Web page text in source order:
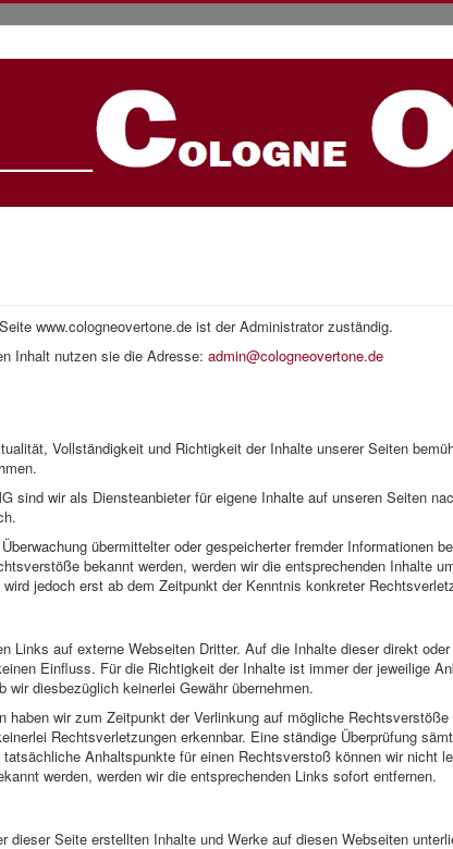
www.cologneovertone.de ist der Administrator zuständig.
Inhalt nutzen sie die Adresse: admin@cologneovertone.de
Vollständigkeit und Richtigkeit der Inhalte unserer Seiten
sind wir als Diensteanbieter für eigene Inhalte auf unseren Seiten
übermittelter oder gespeicherter fremder Informationen
bekannt werden, werden wir die entsprechenden Inhalte
jedoch erst ab dem Zeitpunkt der Kenntnis konkreter
Links auf externe Webseiten Dritter. Auf die Inhalte dieser direkt
Einfluss. Für die Richtigkeit der Inhalte ist immer der jeweilige
wir diesbezüglich keinerlei Gewähr übernehmen.
haben wir zum Zeitpunkt der Verlinkung auf mögliche
Rechtsverletzungen erkennbar. Eine ständige Überprüfung
Anhaltspunkte für einen Rechtsverstoß können wir nicht
werden, werden wir die entsprechenden Links sofort entfernen.
dieser Seite erstellten Inhalte und Werke auf diesen Webseiten